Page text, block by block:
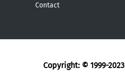
Contact
Copyright: © 1999-2023